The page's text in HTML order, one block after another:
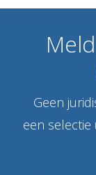
Meld
Geen
een selectie